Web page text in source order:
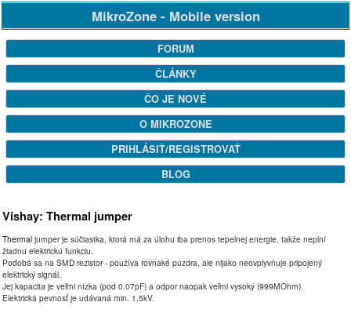
MikroZone - Mobile version
FORUM
ČLÁNKY
ČO JE NOVÉ
O MIKROZONE
PRIHLÁSIŤ/REGISTROVAŤ
BLOG
Vishay: Thermal jumper
Thermal jumper je súčiastka, ktorá má za úlohu iba prenos tepelnej energie, takže neplní
žiadnu elektrickú funkciu.
Podobá sa na SMD rezistor - používa rovnaké púzdra, ale nijako neovplyvňuje pripojený
elektrický signál.
Jej kapacita je veľmi nízka (pod 0.07pF) a odpor naopak veľmi vysoký (999MOhm).
Elektrická pevnosť je udávaná min. 1,5kV.